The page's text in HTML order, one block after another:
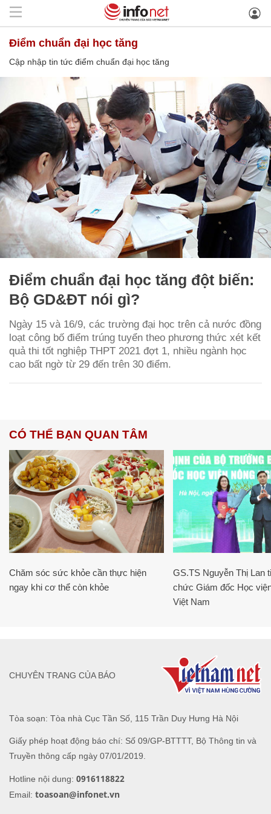
điểm chuẩn đại học tăng
Cập nhập tin tức điểm chuẩn đại học tăng
Điểm chuẩn đại học tăng đột biến:
Bộ GD&ĐT nói gì?
Ngày 15 và 16/9, các trường đại học trên cả nước đồng
loạt công bố điểm trúng tuyển theo phương thức xét kết
quả thi tốt nghiệp THPT 2021 đợt 1, nhiều ngành học
cao bất ngờ từ 29 đến trên 30 điểm.
CÓ THỂ BẠN QUAN TÂM
Chăm sóc sức khỏe cần thực hiện
ngay khi cơ thể còn khỏe
GS.TS Nguyễn Thị Lan
chức Giám đốc Học
Việt Nam
Tòa soạn: Tòa nhà Cục Tần Số, 115 Trần Duy Hưng Hà Nội
Giấy phép hoạt động báo chí: Số 09/GP-BTTTT, Bộ Thông tin và
Truyền thông cấp ngày 07/01/2019.
Hotline nội dung: 0916118822
Email: toasoan@infonet.vn
CHUYÊN TRANG CỦA BÁO